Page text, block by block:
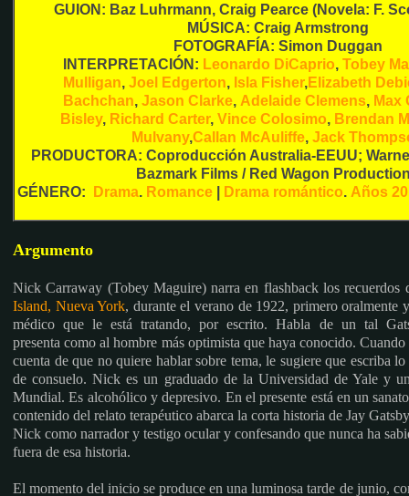
GUION: Baz Luhrmann, Craig Pearce (Novela: F.
MÚSICA: Craig Armstrong
FOTOGRAFÍA: Simon Duggan
INTERPRETACIÓN: Leonardo DiCaprio, Tobey
Mulligan, Joel Edgerton, Isla Fisher,Elizabeth
Bachchan, Jason Clarke, Adelaide Clemens, Max
Bisley, Richard Carter, Vince Colosimo, Brendan
Mulvany,Callan McAuliffe, Jack
PRODUCTORA: Coproducción Australia-EEUU;
Bazmark Films / Red Wagon
GÉNERO:
Drama. Romance| Drama romántico. Años 20
Argumento
Nick Carraway (Tobey Maguire) narra en flashback los recuerdos
Island, Nueva York, durante el verano de 1922, primero
médico que le está tratando, por escrito. Habla de un tal
presenta como al hombre más optimista que haya conocido.
cuenta de que no quiere hablar sobre tema, le sugiere que escriba
de consuelo. Nick es un graduado de la Universidad de Yale y
Mundial. Es alcohólico y depresivo. En el presente está en un
contenido del relato terapéutico abarca la corta historia de Jay
Nick como narrador y testigo ocular y confesando que nunca ha
fuera de esa historia.
El momento del inicio se produce en una luminosa tarde de junio,